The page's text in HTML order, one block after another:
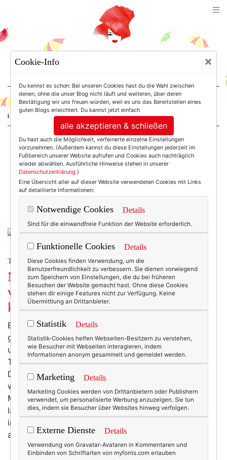
For Women. Not Girls.
Einträge mit dem
Tag: Umweltschutz
TEXTERELLA LIEBT MODE.
Nachhaltige Mode für große Größen:
viel Frust und fünf Labels, die man
kennen sollte.
Es ist ja nicht so, als würde sich bei der Mode für
größere Größen gar nichts tun. Immerhin gibt es für
uns Curvys mittlerweile auch andere Klamotten als
Tuniken in Dunkelblau, Dunkelgrau und
Dunkelbordeaux zu Schlupfhosen in Schwarz. Ebenso
wurde in den letzten Jahren eine Vielzahl an neuen
Modemarken gegründet. Und die Labels, die es schon
länger gibt (denn auch früher mussten dicke Frauen ja
irgendetwas anziehen … ;-)) haben ihre Kollektionen
aufgehübscht und trendiger gemacht. Ja, auch wir…
mehr
Cookie-Info ×
Du kennst es schon: Bei unseren Cookies hast du die Wahl zwischen
denen, ohne die unser Blog nicht läuft und weiteren, über deren
Bestätigung wir uns freuen würden, weil es uns das Bereitstellen eines
guten Blogs erleichtert. Du kannst jetzt einfach
alle akzeptieren & schließen
Du hast auch die Möglichkeit, verfeinerte einzelne Einstellungen
vorzunehmen. (Außerdem kannst du diese Einstellungen jederzeit im
Fußbereich unserer Website aufrufen und Cookies auch nachträglich
wieder abwählen. Ausführliche Hinweise stehen in unserer
Datenschutzerklärung.)
Eine Übersicht aller auf dieser Website verwendeten Cookies mit Links
auf detaillierte Informationen:
Notwendige Cookies Details
Sind für die einwandfreie Funktion der Website erforderlich.
Funktionelle Cookies Details
Diese Cookies finden Verwendung, um die
Benutzerfreundlichkeit zu verbessern. Sie dienen vorwiegend
zum Speichern von Einstellungen, die du bei früheren
Besuchen der Website gemacht hast. Ohne diese Cookies
stehen dir einige Features nicht zur Verfügung. Keine
Übermittlung an Drittanbieter.
Statistik Details
Statistik-Cookies helfen Webseiten-Besitzern zu verstehen,
wie Besucher mit Webseiten interagieren, indem
Informationen anonym gesammelt und gemeldet werden.
Marketing Details
Marketing Cookies werden von Drittanbietern oder Publishern
verwendet, um personalisierte Werbung anzuzeigen. Sie tun
dies, indem sie Besucher über Websites hinweg verfolgen.
Externe Dienste Details
Verwendung von Gravatar-Avataren in Kommentaren und
Einbinden von Schriftarten von myfonts.com erlauben